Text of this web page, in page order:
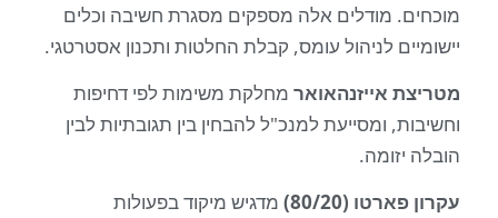
מודלים אלה מספקים מסגרת חשיבה וכלים
לניהול עומס, קבלת החלטות ותכנון אסטרטגי.
אייזנהאוארמחלקת משימות לפי דחיפות
ומסייעת למנכ"ל להבחין בין תגובתיות לבין
יזומה.
(80/20)
מדגיש מיקוד בפעולות